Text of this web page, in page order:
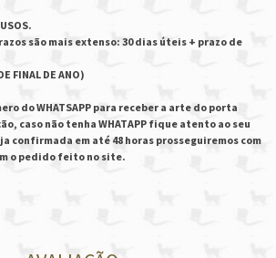
são mais extenso: 30 dias úteis + prazo de
FINAL DE ANO)
do WHATSAPP para receber a arte do porta
caso não tenha WHATAPP fique atento ao seu
confirmada em até 48 horas prosseguiremos com
o pedido feito no site.